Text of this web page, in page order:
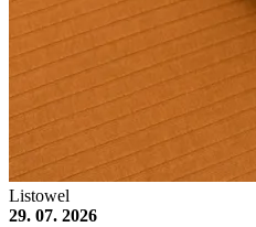
Listowel
29. 07. 2026